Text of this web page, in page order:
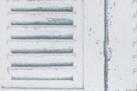
Greene) +
цветов Little Greene Colour Scales
цвета Little Greene Grey
цвета Little Greene Pink
цвета Little Greene
цвета Little Greene Blue
Лэйк (Swiss Lake)